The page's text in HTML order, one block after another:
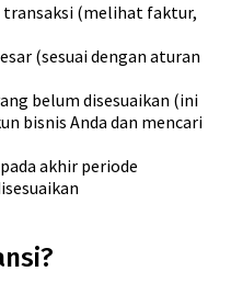
transaksi (melihat faktur,
(sesuai dengan aturan
belum disesuaikan (ini
bisnis Anda dan mencari
akhir periode